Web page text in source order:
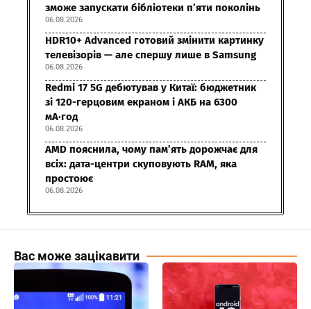
зможе запускати бібліотеки п’яти поколінь
06.08.2026
HDR10+ Advanced готовий змінити картинку
телевізорів — але спершу лише в Samsung
06.08.2026
Redmi 17 5G дебютував у Китаї: бюджетник
зі 120-герцовим екраном і АКБ на 6300
мА·год
06.08.2026
AMD пояснила, чому пам’ять дорожчає для
всіх: дата-центри скуповують RAM, яка
простоює
06.08.2026
Вас може зацікавити